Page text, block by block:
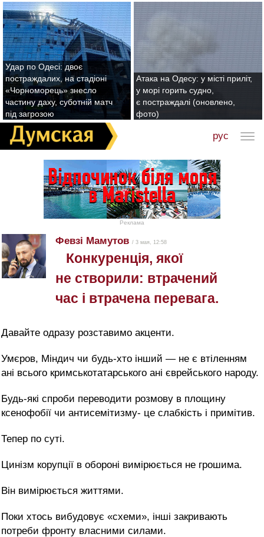
Удар по Одесі: двоє
постраждалих, на стадіоні
«Чорноморець» знесло
частину даху, суботній матч
під загрозою
Атака на Одесу: у місті приліт,
у морі горить судно,
є постраждалі (оновлено,
фото)
рус
Реклама
Февзі Мамутов / 3 мая, 12:58
Конкуренція, якої
не створили: втрачений
час і втрачена перевага.
Давайте одразу розставимо акценти.
Умєров, Міндич чи будь-хто інший — не є втіленням
ані всього кримськотатарського ані єврейського народу.
Будь-які спроби переводити розмову в площину
ксенофобії чи антисемітизму- це слабкість і примітив.
Тепер по суті.
Цинізм корупції в обороні вимірюється не грошима.
Він вимірюється життями.
Поки хтось вибудовує «схеми», інші закривають
потреби фронту власними силами.